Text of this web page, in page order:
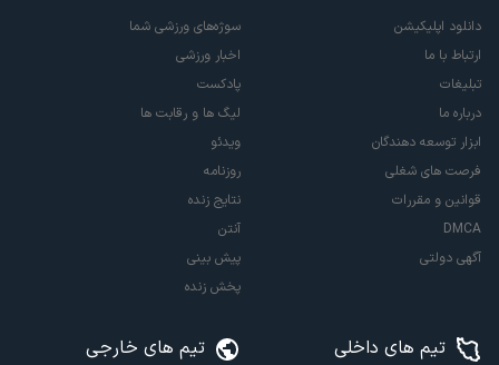
دانلود اپلیکیشن
ارتباط با ما
تبلیغات
درباره ما
ابزار توسعه دهندگان
فرصت های شغلی
قوانین و مقررات
DMCA
آگهی دولتی
سوژه‌های ورزشی شما
اخبار ورزشی
پادکست
لیگ ها و رقابت ها
ویدئو
روزنامه
نتایج زنده
آنتن
پیش بینی
پخش زنده
تیم های داخلی تیم های خارجی